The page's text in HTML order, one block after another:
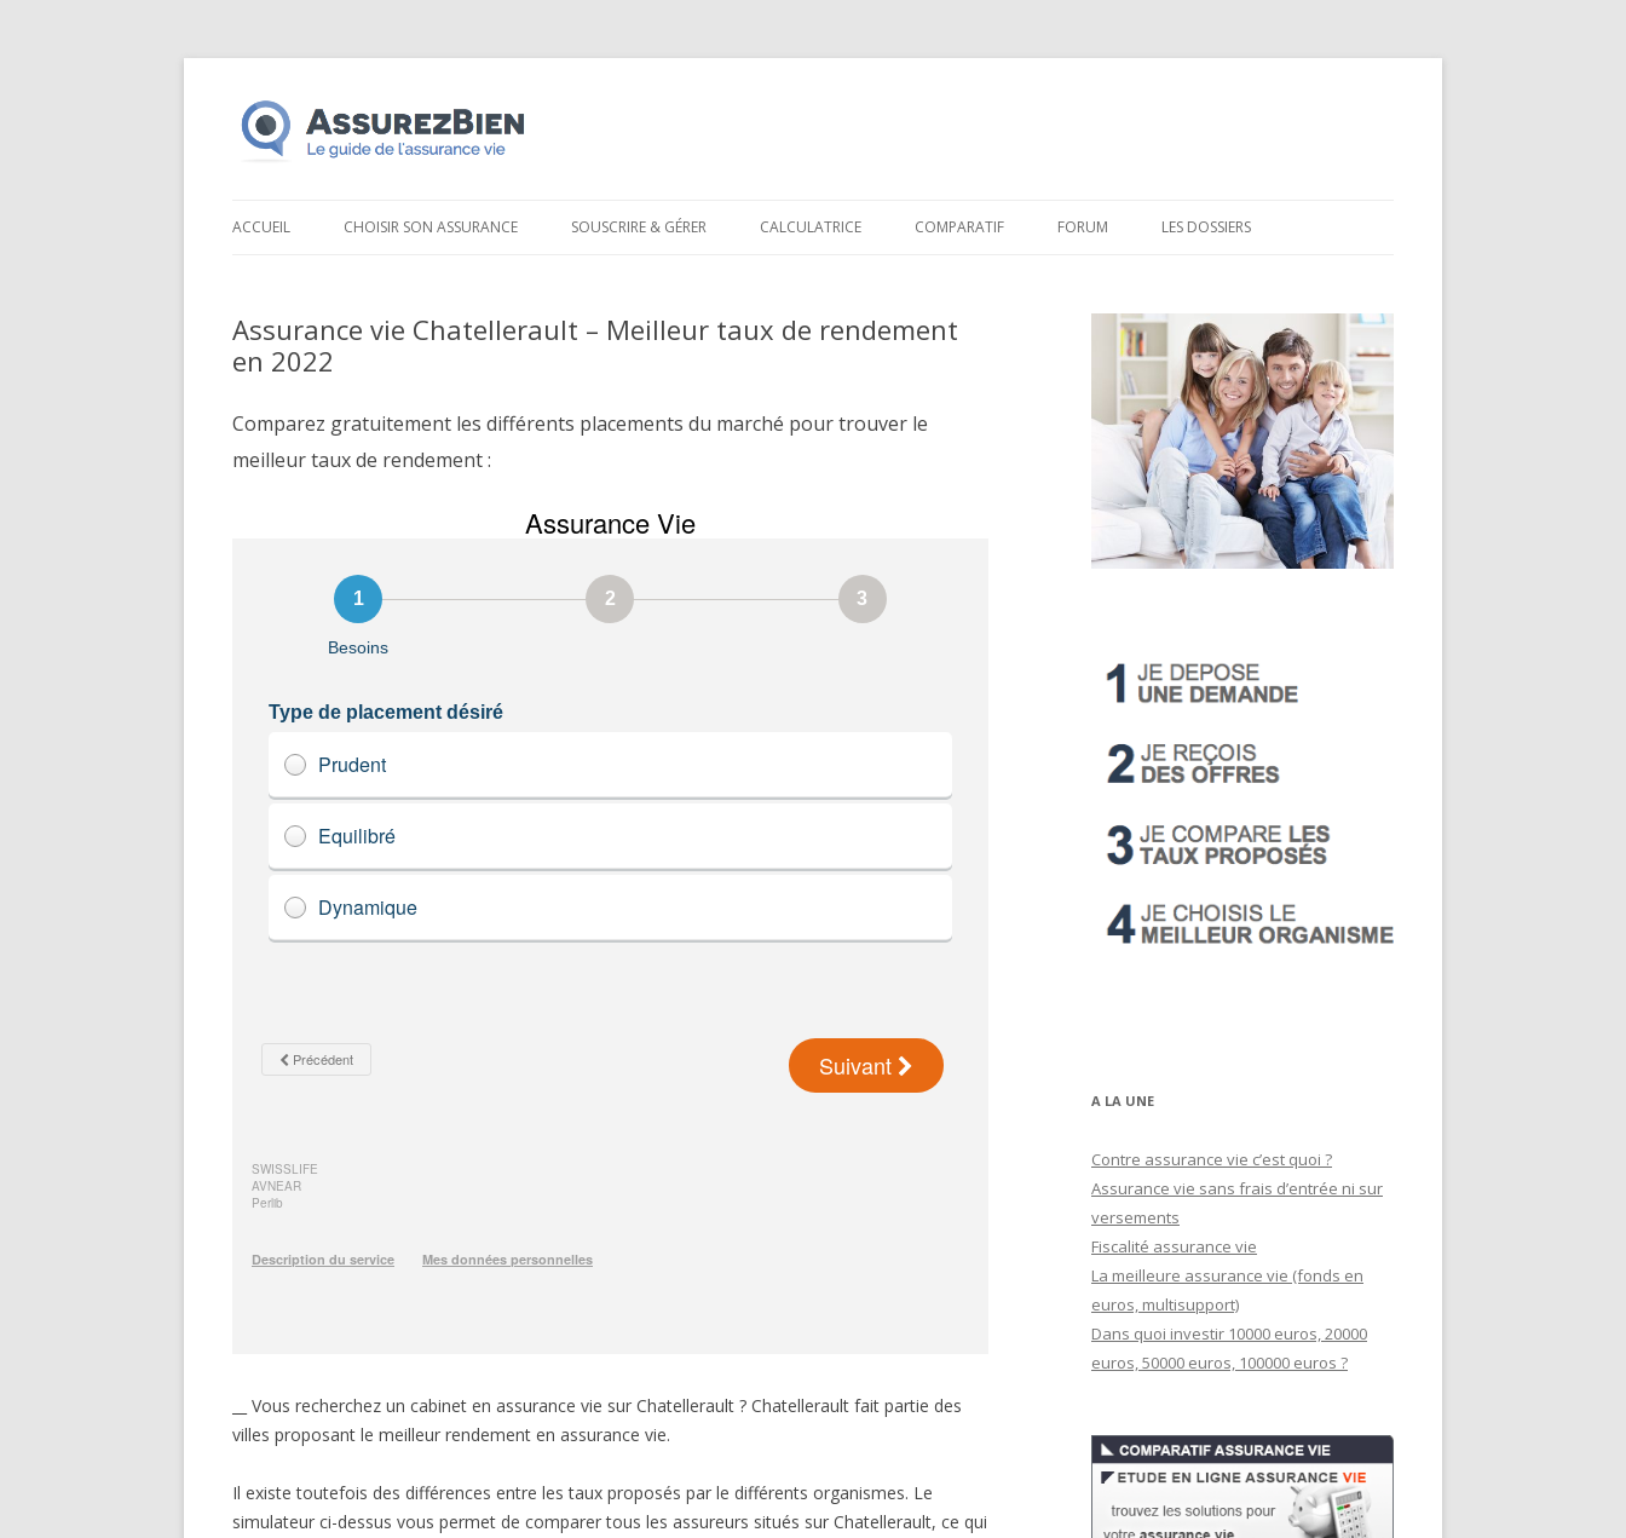
au
ACCUEIL CHOISIR SON ASSURANCE SOUSCRIRE & GÉRER CALCULATRICE COMPARATIF FORUM LES DOSSIERS
CODEVI
COMPTE À TERME
CSL
LDD
LEP
PEL
PERP
Assurance vie Chatellerault – Meilleur taux de rendement
en 2022
Comparez gratuitement les différents placements du marché pour trouver le
meilleur taux de rendement :
__ Vous recherchez un cabinet en assurance vie sur Chatellerault ? Chatellerault fait partie des
villes proposant le meilleur rendement en assurance vie.
Il existe toutefois des différences entre les taux proposés par le différents organismes. Le
simulateur ci-dessus vous permet de comparer tous les assureurs situés sur Chatellerault, ce qui
A LA UNE
Contre assurance vie c’est quoi ?
Assurance vie sans frais d’entrée ni sur
versements
Fiscalité assurance vie
La meilleure assurance vie (fonds en
euros, multisupport)
Dans quoi investir 10000 euros, 20000
euros, 50000 euros, 100000 euros ?